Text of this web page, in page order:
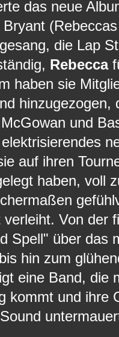
das neue
die Lap
Rebecca
haben sie
hinzugezogen,
und
auf ihren
haben, voll
Von der
Spell" über das
hin zum
eine Band, die
kommt und ihre